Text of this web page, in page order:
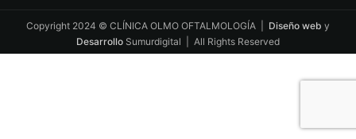
Copyright 2024 © CLÍNICA OLMO OFTALMOLOGÍA | Diseño web y
Desarrollo Sumurdigital | All Rights Reserved